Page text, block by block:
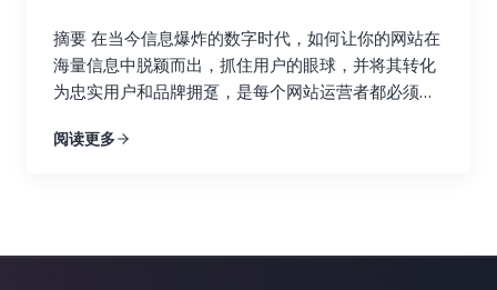
据分析，你可以发现哪些链接建设策略真正有效，哪
些策略只是徒劳无功。例如，你可能会发现，来自行
业权威博客的链接带来了大量的目标流量和转化，而
害网站的声誉。 基于这些发现，你可以及时调整你的
个持续迭代的过程。你需要定期监控数据，并根据数
相关的关键词，并分析这些关键词的搜索量、竞争程
度以及排名情况。通过关键词研究，你可以找到潜在
的链接建设目标，例如与你行业相关的博客、论坛和
为你的竞争对手带来了最多的流量，并以此为参考，
吸引目标受众的关注，并最终获得链接。 3. 内容探
语、韩语、阿拉伯语等等，每一个语种都有其独特的
语法和文化背景。这使得搜索引擎优化策略的制定更
加复杂，我们需要针对不同的语言和文化制定不同的
就很难理解目标市场的用户需求、搜索习惯和文化背
摘要 在当今信息爆炸的数字时代，如何让你的网站在
海量信息中脱颖而出，抓住用户的眼球，并将其转化
为忠实用户和品牌拥趸，是每个网站运营者都必须认
一难题的关键所在。本文将深入探讨内容多样化策略
态，最终实现网站流量的持续增长、用户参与度的显
阅读更多